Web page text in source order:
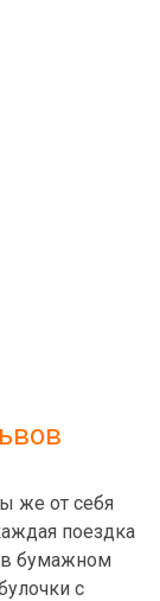
же от себя
поездка
в бумажном
с